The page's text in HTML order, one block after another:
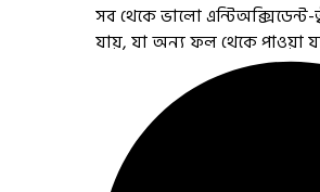
সব থেকে ভালো
যায়, যা অন্য ফল থেকে পাওয়া